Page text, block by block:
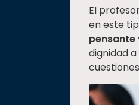
El
en este
pensante
dignidad